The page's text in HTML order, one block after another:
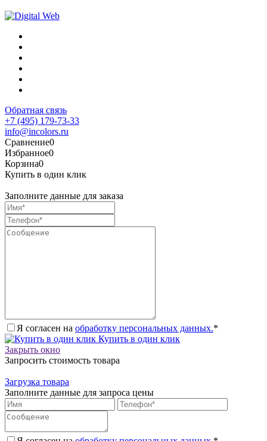
Обратная связь
+7 (495) 179-73-33
info@incolors.ru
Сравнение0
Избранное0
Корзина0
Купить в один клик
Заполните данные для заказа
Я согласен на обработку персональных данных.*
Купить в один клик
Закрыть окно
Запросить стоимость товара
Загрузка товара
Заполните данные для запроса цены